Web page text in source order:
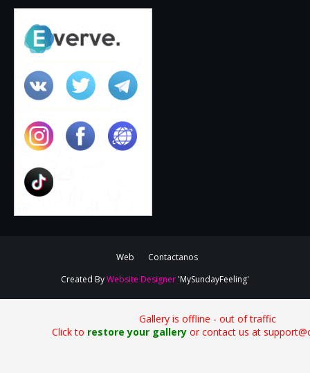
Web
Contactanos
Created ByWebsite Designer 'MySundayFeeling'
Gallery is offline - out of traffic
Click to restore your galleryor contact us at